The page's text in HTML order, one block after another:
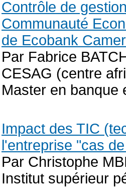
Contrôle de
Communauté
de Ecobank
Par Fabrice
CESAG (centre
Master en banque
Impact des TIC
l'entreprise "cas
Par Christophe
Institut supérieur